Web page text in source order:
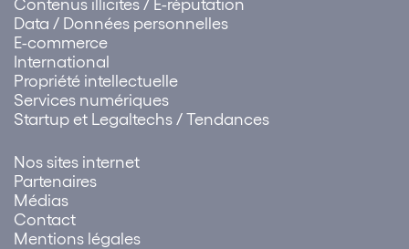
Data / Données personnelles
E-commerce
International
Propriété intellectuelle
Services numériques
Startup et Legaltechs / Tendances
Nos sites internet
Partenaires
Médias
Contact
Mentions légales